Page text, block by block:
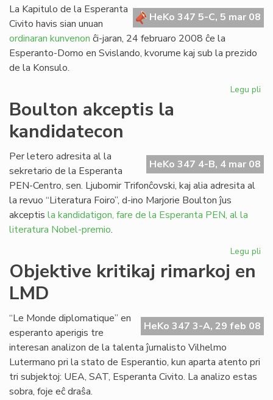
HeKo 347 5-C, 5 mar 08
La Kapitulo de la Esperanta
Civito havis sian unuan
ordinaran kunvenon ĉi-jaran, 24 februaro 2008 ĉe la
Esperanto-Domo en Svislando, kvorume kaj sub la prezido
de la Konsulo.
Legu pli
Boulton akceptis la
kandidatecon
HeKo 347 4-B, 4 mar 08
Per letero adresita al la
sekretario de la Esperanta
PEN-Centro, sen. Ljubomir Trifonĉovski, kaj alia adresita al
la revuo “Literatura Foiro”, d-ino Marjorie Boulton ĵus
akceptis la kandidatigon, fare de la Esperanta PEN, al la
literatura Nobel-premio.
Legu pli
Objektive kritikaj rimarkoj en
LMD
HeKo 347 3-A, 29 feb 08
“Le Monde diplomatique” en
esperanto aperigis tre
interesan analizon de la talenta ĵurnalisto Vilhelmo
Lutermano pri la stato de Esperantio, kun aparta atento pri
tri subjektoj: UEA, SAT, Esperanta Civito. La analizo estas
sobra, foje eĉ draŝa.